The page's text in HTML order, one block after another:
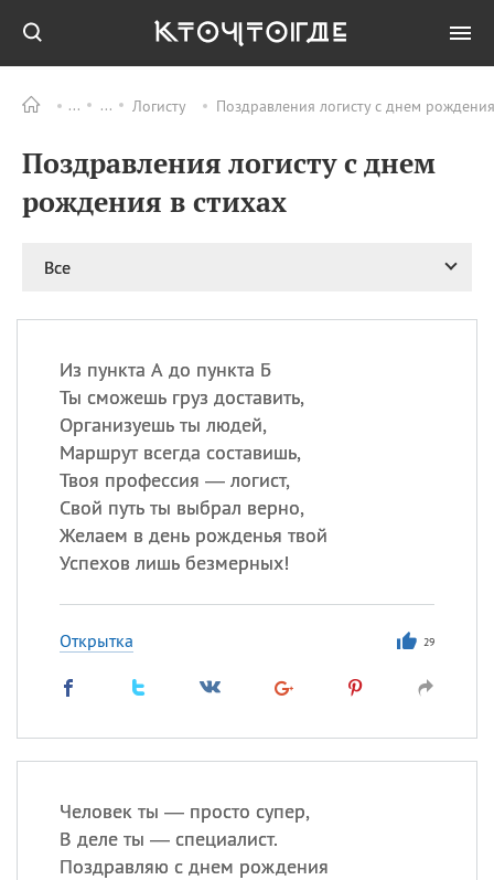
Логисту Поздравления логисту с днем
Поздравления логисту с днем
рождения в стихах
Все
Из пункта А до пункта Б
Ты сможешь груз доставить,
Организуешь ты людей,
Маршрут всегда составишь,
Твоя профессия — логист,
Свой путь ты выбрал верно,
Желаем в день рожденья твой
Успехов лишь безмерных!
Открытка 29
Человек ты — просто супер,
В деле ты — специалист.
Поздравляю с днем рождения
ПРАЗДНИКИ Все
06.08 Преображение
Господне у западных
христиан
Романа и Давида
07.08
07.08
Национальный день
Годовщина битвы при
Бояка
ИМЕНА
Сегодня празднуют именины
Еще
Посмотреть значение
происхождение